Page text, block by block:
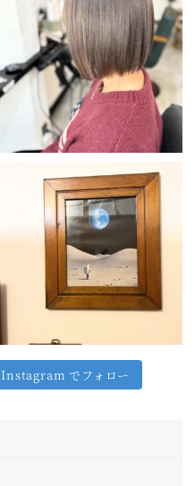
Instagram でフォロー